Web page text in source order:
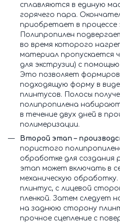
сплавляются в единую
горячего пара.
приобретает в процессе
Полипропилен
во время которого
материал пропускается
для экструзии) с
Это позволяет
подходящую форму в
плинтусов. Полосы
полипропилена
в течение двух дней в
полимеризации.
Второй этап –
пористого
обработке для создания
этап может включать в
механическую
плинтус, с лицевой
пленкой. Затем следует
на заднюю сторону
прочное сцепление с